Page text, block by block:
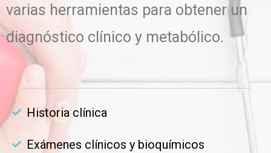
varias herramientas para obtener un
diagnóstico clínico y metabólico.
Historia clínica
Exámenes clínicos y bioquímicos